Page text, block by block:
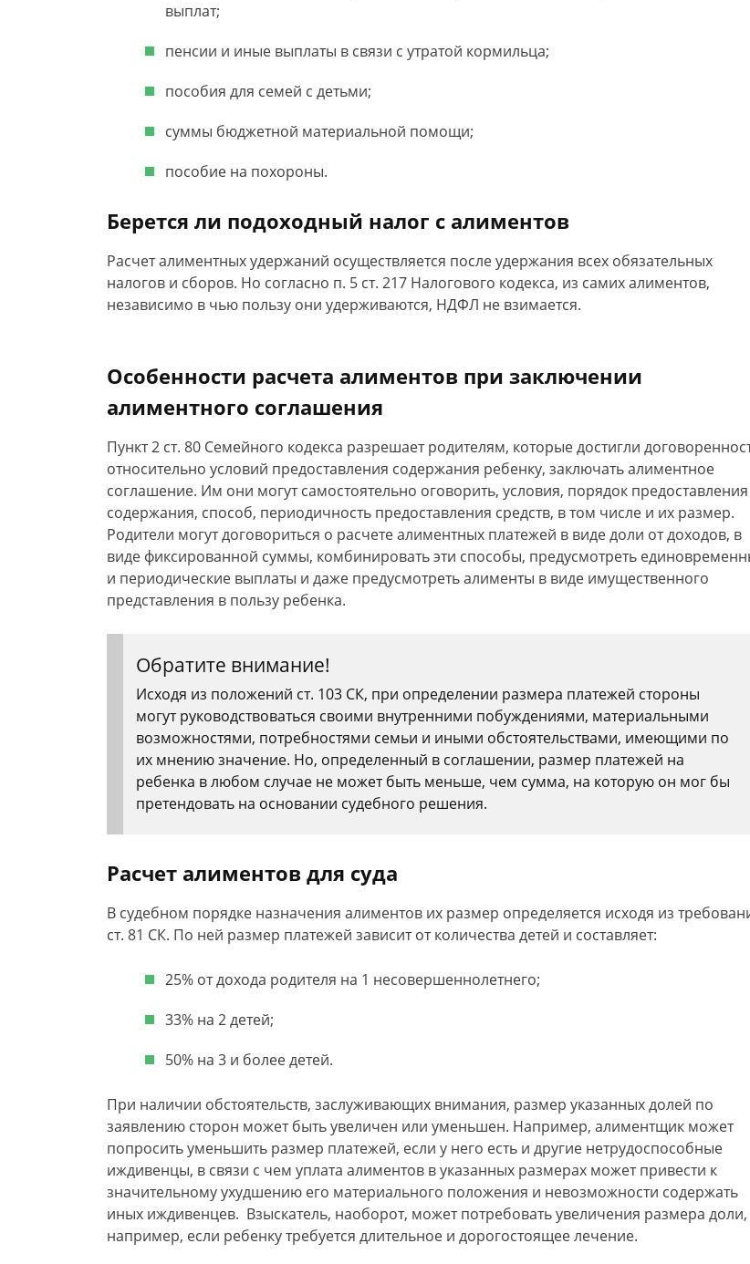
выплат;
пенсии и иные выплаты в связи с утратой кормильца;
пособия для семей с детьми;
суммы бюджетной материальной помощи;
пособие на похороны.
Берется ли подоходный налог с алиментов
Расчет алиментных удержаний осуществляется после удержания всех обязательных
налогов и сборов. Но согласно п. 5 ст. 217 Налогового кодекса, из самих алиментов,
независимо в чью пользу они удерживаются, НДФЛ не взимается.
Особенности расчета алиментов при заключении
алиментного соглашения
Пункт 2 ст. 80 Семейного кодекса разрешает родителям, которые достигли
относительно условий предоставления содержания ребенку, заключать алиментное
соглашение. Им они могут самостоятельно оговорить, условия, порядок предоставления
содержания, способ, периодичность предоставления средств, в том числе и их размер.
Родители могут договориться о расчете алиментных платежей в виде доли от доходов, в
виде фиксированной суммы, комбинировать эти способы, предусмотреть
и периодические выплаты и даже предусмотреть алименты в виде имущественного
представления в пользу ребенка.
Обратите внимание!
Исходя из положений ст. 103 СК, при определении размера платежей стороны
могут руководствоваться своими внутренними побуждениями, материальными
возможностями, потребностями семьи и иными обстоятельствами, имеющими по
их мнению значение. Но, определенный в соглашении, размер платежей на
ребенка в любом случае не может быть меньше, чем сумма, на которую он мог бы
претендовать на основании судебного решения.
Расчет алиментов для суда
В судебном порядке назначения алиментов их размер определяется исходя из
ст. 81 СК. По ней размер платежей зависит от количества детей и составляет:
25% от дохода родителя на 1 несовершеннолетнего;
33% на 2 детей;
50% на 3 и более детей.
При наличии обстоятельств, заслуживающих внимания, размер указанных долей по
заявлению сторон может быть увеличен или уменьшен. Например, алиментщик может
попросить уменьшить размер платежей, если у него есть и другие нетрудоспособные
иждивенцы, в связи с чем уплата алиментов в указанных размерах может привести к
значительному ухудшению его материального положения и невозможности содержать
иных иждивенцев. Взыскатель, наоборот, может потребовать увеличения размера доли,
например, если ребенку требуется длительное и дорогостоящее лечение.